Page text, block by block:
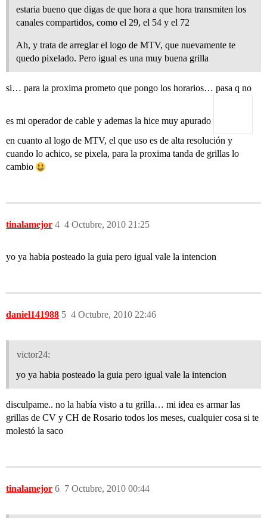
estaria bueno que digas de que hora a que hora transmiten los
canales compartidos, como el 29, el 54 y el 72
Ah, y trata de arreglar el logo de MTV, que nuevamente te
quedo pixelado. Pero igual es una muy buena grilla
si… para la proxima prometo que pongo los horarios… pasa q no
es mi operador de cable y ademas la hice muy apurado
en cuanto al logo de MTV, el que uso es de alta resolución y
cuando lo achico, se pixela, para la proxima tanda de grillas lo
cambio
tinalamejor 4 Octubre, 2010 21:25
4
yo ya habia posteado la guia pero igual vale la intencion
daniel141988 4 Octubre, 2010 22:46
5
victor24:
yo ya habia posteado la guia pero igual vale la intencion
disculpame.. no la había visto a tu grilla… mi idea es armar las
grillas de CV y CH de Rosario todos los meses, cualquier cosa si te
molestó la saco
tinalamejor 7 Octubre, 2010 00:44
6